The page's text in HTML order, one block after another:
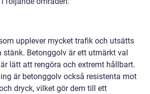
upplever mycket trafik och utsätts
stänk. Betonggolv är ett utmärkt val
lätt att rengöra och extremt hållbart.
är betonggolv också resistenta mot
dryck, vilket gör dem till ett